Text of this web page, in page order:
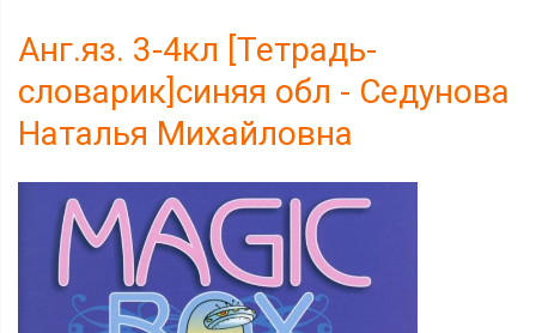
Анг.яз. 3-4кл [Тетрадь-
словарик]синяя обл - Седунова
Наталья Михайловна